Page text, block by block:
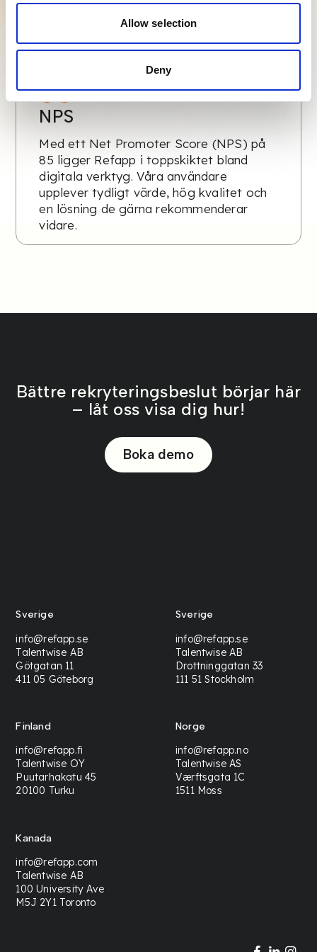
Allow selection
Deny
använder Refapp
85
NPS
Med ett Net Promoter Score (NPS) på
85 ligger Refapp i toppskiktet bland
digitala verktyg. Våra användare
upplever tydligt värde, hög kvalitet och
en lösning de gärna rekommenderar
vidare.
Bättre rekryteringsbeslut börjar här
– låt oss visa dig hur!
Boka demo
Sverige
info@refapp.se
Talentwise AB
Götgatan 11
411 05 Göteborg
Sverige
info@refapp.se
Talentwise AB
Drottninggatan 33
111 51 Stockholm
Finland
info@refapp.fi
Talentwise OY
Puutarhakatu 45
20100 Turku
Norge
info@refapp.no
Talentwise AS
Værftsgata 1C
1511 Moss
Kanada
info@refapp.com
Talentwise AB
100 University Ave
M5J 2Y1 Toronto